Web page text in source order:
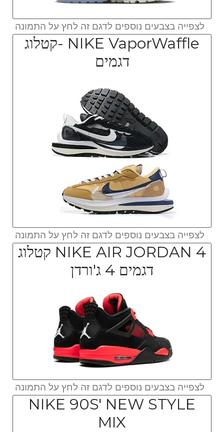
לצפייה בצבעים נוספים לדגם זה לחץ על התמונה
NIKE VaporWaffle -קטלוג
דגמים
לצפייה בצבעים נוספים לדגם זה לחץ על התמונה
NIKE AIR JORDAN 4 קטלוג
דגמים 4 ג'ורדן
לצפייה בצבעים נוספים לדגם זה לחץ על התמונה
NIKE 90S' NEW STYLE
MIX